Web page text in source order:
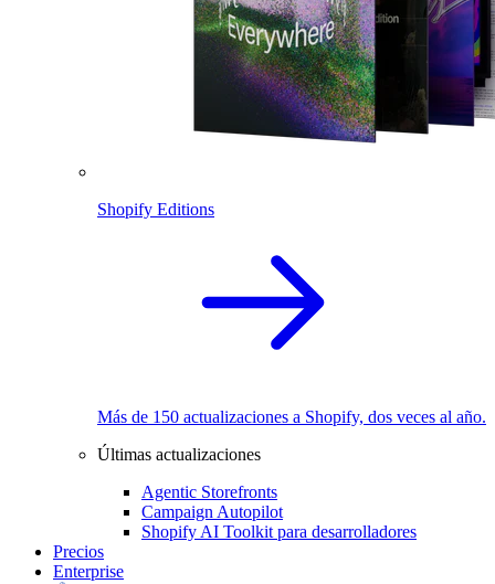
Shopify Editions
Más de 150 actualizaciones a Shopify, dos veces al año.
Últimas actualizaciones
Agentic Storefronts
Campaign Autopilot
Shopify AI Toolkit para desarrolladores
Precios
Enterprise